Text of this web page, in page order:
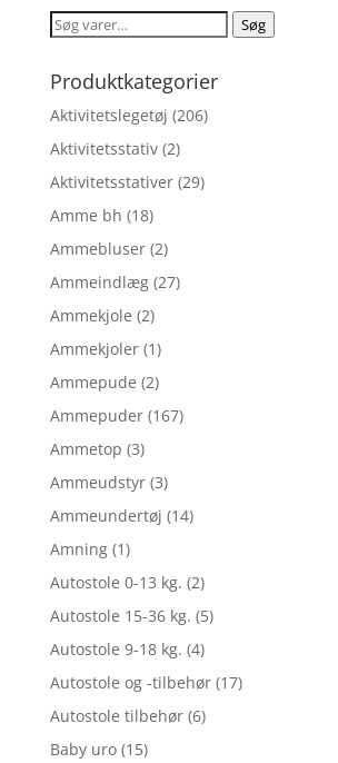
var:
kr. 999,00.
er:
kr. 799,20.
Søg
Søg
Produktkategorier
Aktivitetslegetøj (206)
Aktivitetsstativ (2)
Aktivitetsstativer (29)
Amme bh (18)
Ammebluser (2)
Ammeindlæg (27)
Ammekjole (2)
Ammekjoler (1)
Ammepude (2)
Ammepuder (167)
Ammetop (3)
Ammeudstyr (3)
Ammeundertøj (14)
Amning (1)
Autostole 0-13 kg. (2)
Autostole 15-36 kg. (5)
Autostole 9-18 kg. (4)
Autostole og -tilbehør (17)
Autostole tilbehør (6)
Baby uro (15)